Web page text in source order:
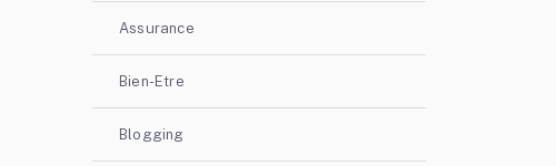
Assurance
Bien-Etre
Blogging